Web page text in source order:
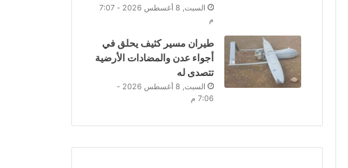
السبت, 8 أغسطس 2026 - 7:07
م
طيران مسير كثيف يحلق في
أجواء عدن والمضادات الأرضية
تتصدى له
السبت, 8 أغسطس 2026 -
7:06 م